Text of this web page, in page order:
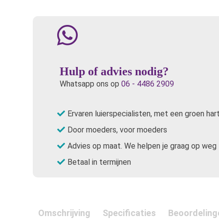
Hulp of advies nodig?
Whatsapp ons op 06 - 4486 2909
Ervaren luierspecialisten, met een groen hart
Door moeders, voor moeders
Advies op maat. We helpen je graag op weg
Betaal in termijnen
Omschrijving Specificaties